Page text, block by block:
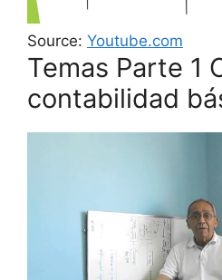
Source: Youtube.com
Temas Parte 1
contabilidad